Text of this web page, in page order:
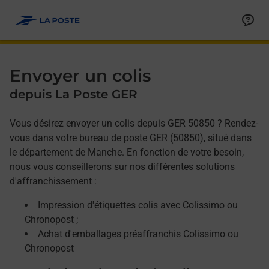
Envoyer un colis
depuis La Poste GER
Vous désirez envoyer un colis depuis GER 50850 ? Rendez-
vous dans votre bureau de poste GER (50850), situé dans
le département de Manche. En fonction de votre besoin,
nous vous conseillerons sur nos différentes solutions
d'affranchissement :
Impression d'étiquettes colis avec Colissimo ou
Chronopost ;
Achat d'emballages préaffranchis Colissimo ou
Chronopost